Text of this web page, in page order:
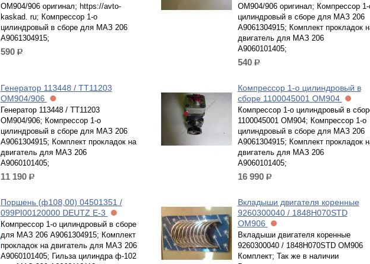
ОМ904/906 оригинал; https://avto-
kaskad. ru; Компрессор 1-о
цилиндровый в сборе для МАЗ 206
A9061304915;
590 р.
ОМ904/906 оригинал; Компрессор 1-
цилиндровый в сборе для МАЗ 206
A9061304915; Комплект прокладок
двигатель для МАЗ 206
A9060101405;
540 р.
Генератор 113448 / ТТ11203
ОМ904/906
Генератор 113448 / ТТ11203
ОМ904/906; Компрессор 1-о
цилиндровый в сборе для МАЗ 206
A9061304915; Комплект прокладок на
двигатель для МАЗ 206
A9060101405;
11 190 р.
Компрессор 1-о цилиндровый в
сборе 1100045001 OM904
Компрессор 1-о цилиндровый в
1100045001 OM904; Компрессор 1-о
цилиндровый в сборе для МАЗ 206
A9061304915; Комплект прокладок
двигатель для МАЗ 206
A9060101405;
16 990 р.
Поршень (ф108,00) 04501351 /
099PI00120000 DEUTZ E-3
Компрессор 1-о цилиндровый в сборе
для МАЗ 206 A9061304915; Комплект
прокладок на двигатель для МАЗ 206
A9060101405; Гильза цилиндра ф-102
Вкладыши двигателя коренные
9260300040 / 1848H070STD
ОМ906
Вкладыши двигателя коренные
9260300040 / 1848H070STD ОМ906
Комплект; Так же в наличии